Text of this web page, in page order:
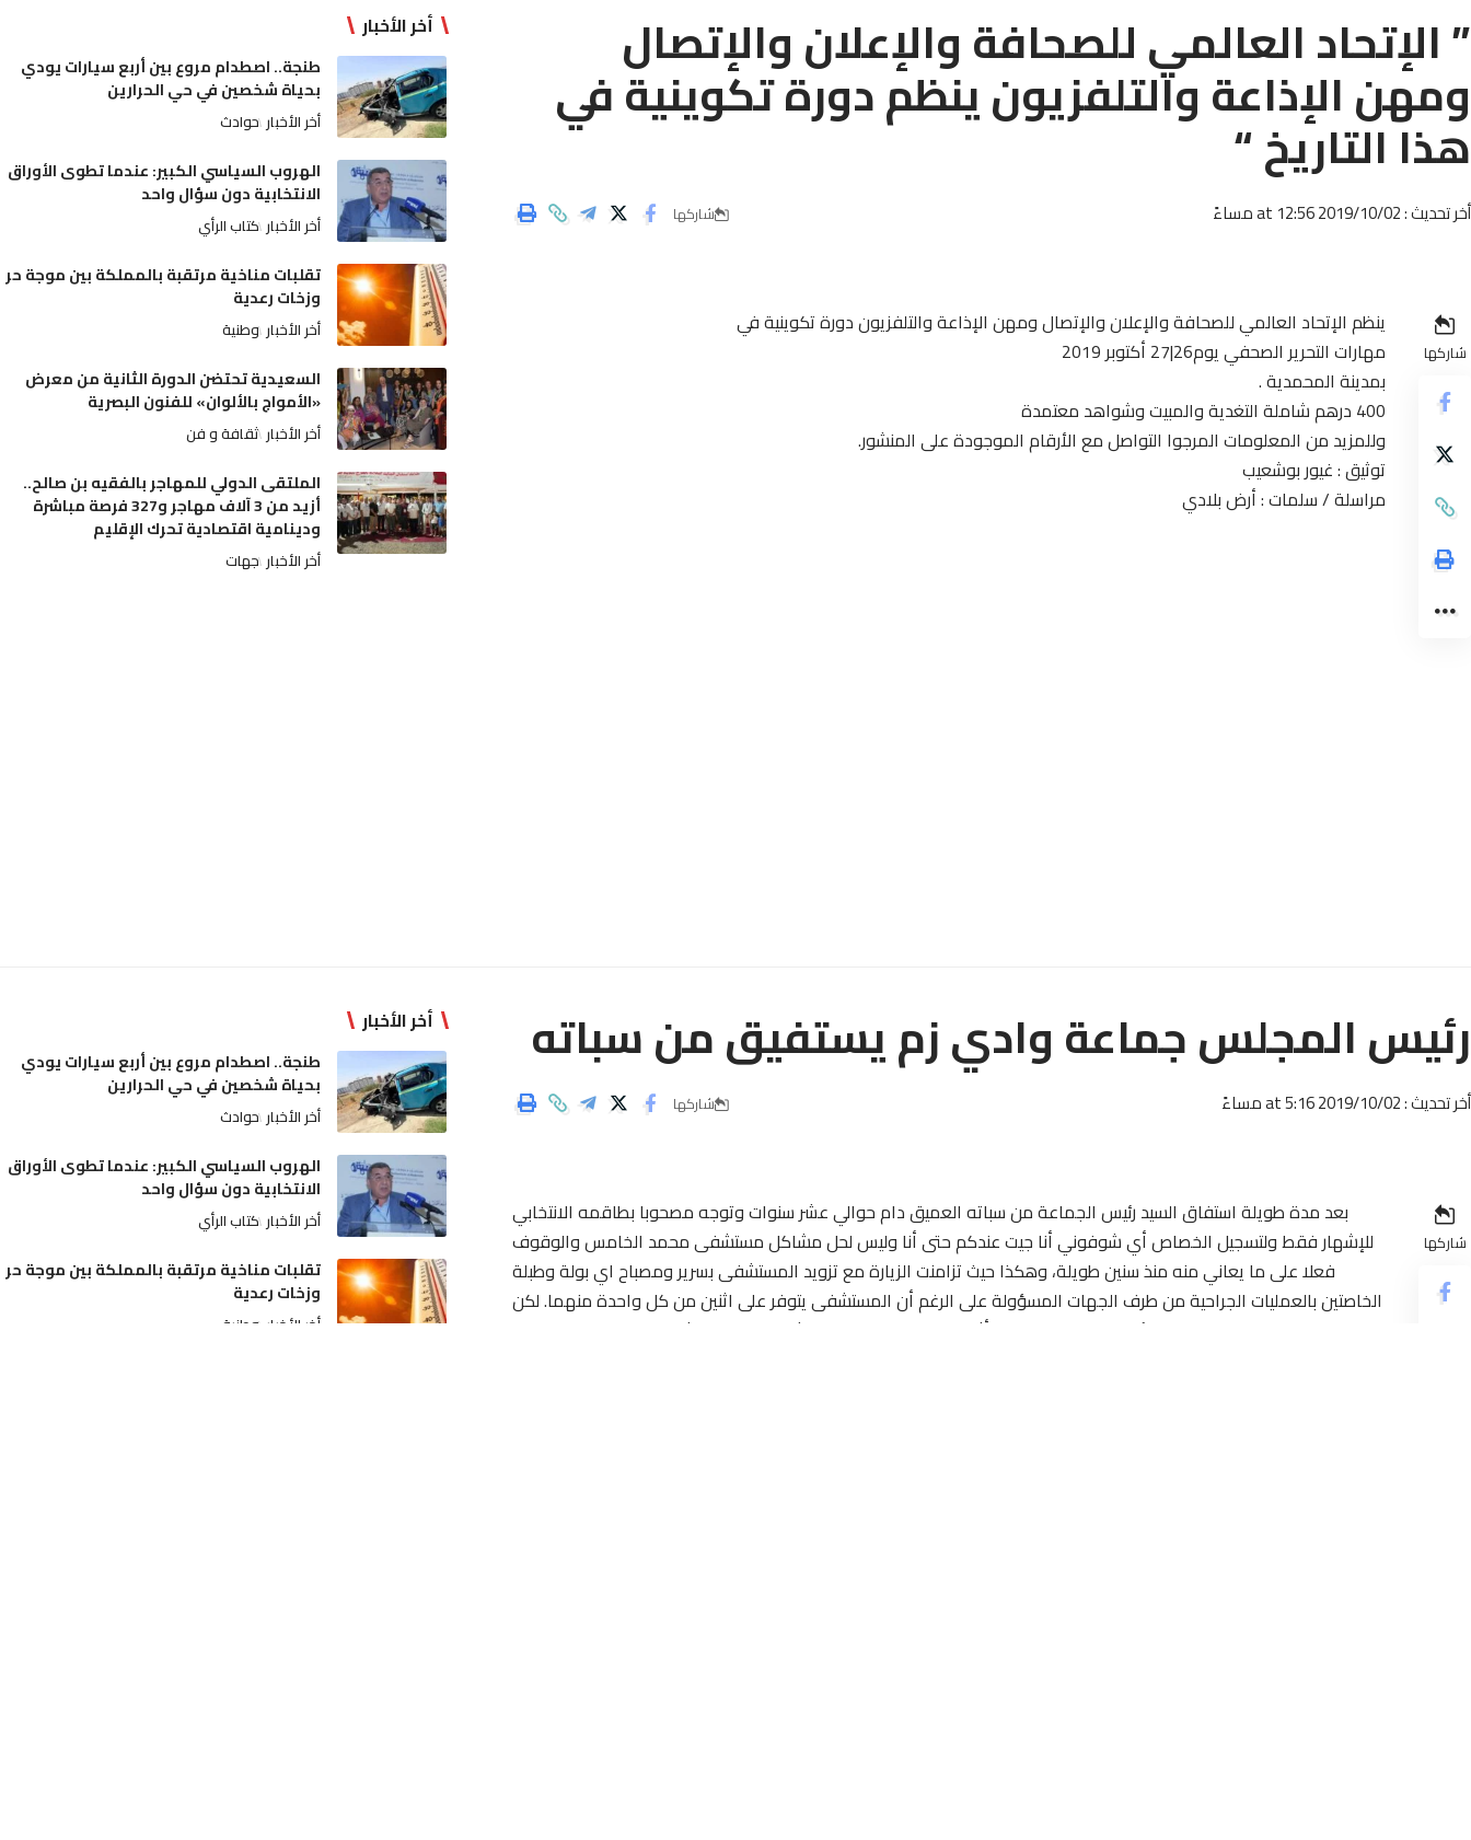
” الإتحاد العالمي للصحافة والإعلان والإتصال
ومهن الإذاعة والتلفزيون ينظم دورة تكوينية في
هذا التاريخ “
أخر تحديث : 2019/10/02 at 12:56 مساءً شاركها
شاركها
ينظم الإتحاد العالمي للصحافة والإعلان والإتصال ومهن الإذاعة والتلفزيون دورة تكوينية في
مهارات التحرير الصحفي يوم26|27 أكتوبر 2019
بمدينة المحمدية .
400 درهم شاملة التغدية والمبيت وشواهد معتمدة
وللمزيد من المعلومات المرجوا التواصل مع الأرقام الموجودة على المنشور.
توثيق : غيور بوشعيب
مراسلة / سلمات : أرض بلادي
أخر الأخبار
طنجة.. اصطدام مروع بين أربع سيارات يودي
بحياة شخصين في حي الحرارين
أخر الأخبار حوادث
الهروب السياسي الكبير: عندما تطوى الأوراق
الانتخابية دون سؤال واحد
أخر الأخبار كتاب الرأي
تقلبات مناخية مرتقبة بالمملكة بين موجة حر
وزخات رعدية
أخر الأخبار وطنية
السعيدية تحتضن الدورة الثانية من معرض
«الأمواج بالألوان» للفنون البصرية
أخر الأخبار ثقافة و فن
الملتقى الدولي للمهاجر بالفقيه بن صالح..
أزيد من 3 آلاف مهاجر و327 فرصة مباشرة
ودينامية اقتصادية تحرك الإقليم
أخر الأخبار جهات
رئيس المجلس جماعة وادي زم يستفيق من سباته
أخر تحديث : 2019/10/02 at 5:16 مساءً شاركها
شاركها
بعد مدة طويلة استفاق السيد رئيس الجماعة من سباته العميق دام حوالي عشر سنوات وتوجه مصحوبا بطاقمه الانتخابي
للإشهار فقط ولتسجيل الخصاص أي شوفوني أنا جيت عندكم حتى أنا وليس لحل مشاكل مستشفى محمد الخامس والوقوف
فعلا على ما يعاني منه منذ سنين طويلة، وهكذا حيث تزامنت الزيارة مع تزويد المستشفى بسرير ومصباح اي بولة وطبلة
الخاصتين بالعمليات الجراحية من طرف الجهات المسؤولة على الرغم أن المستشفى يتوفر على اثنين من كل واحدة منهما. لكن
الغريب هو استفسار السيد الرئيس لأول مرة عن الخصاص أثناء تلك الزيارة من الذي يشكو منه المستشفى !! وهكذا استمع الى
أخر الأخبار
طنجة.. اصطدام مروع بين أربع سيارات يودي
بحياة شخصين في حي الحرارين
أخر الأخبار حوادث
الهروب السياسي الكبير: عندما تطوى الأوراق
الانتخابية دون سؤال واحد
أخر الأخبار كتاب الرأي
تقلبات مناخية مرتقبة بالمملكة بين موجة حر
وزخات رعدية
أخر الأخبار وطنية